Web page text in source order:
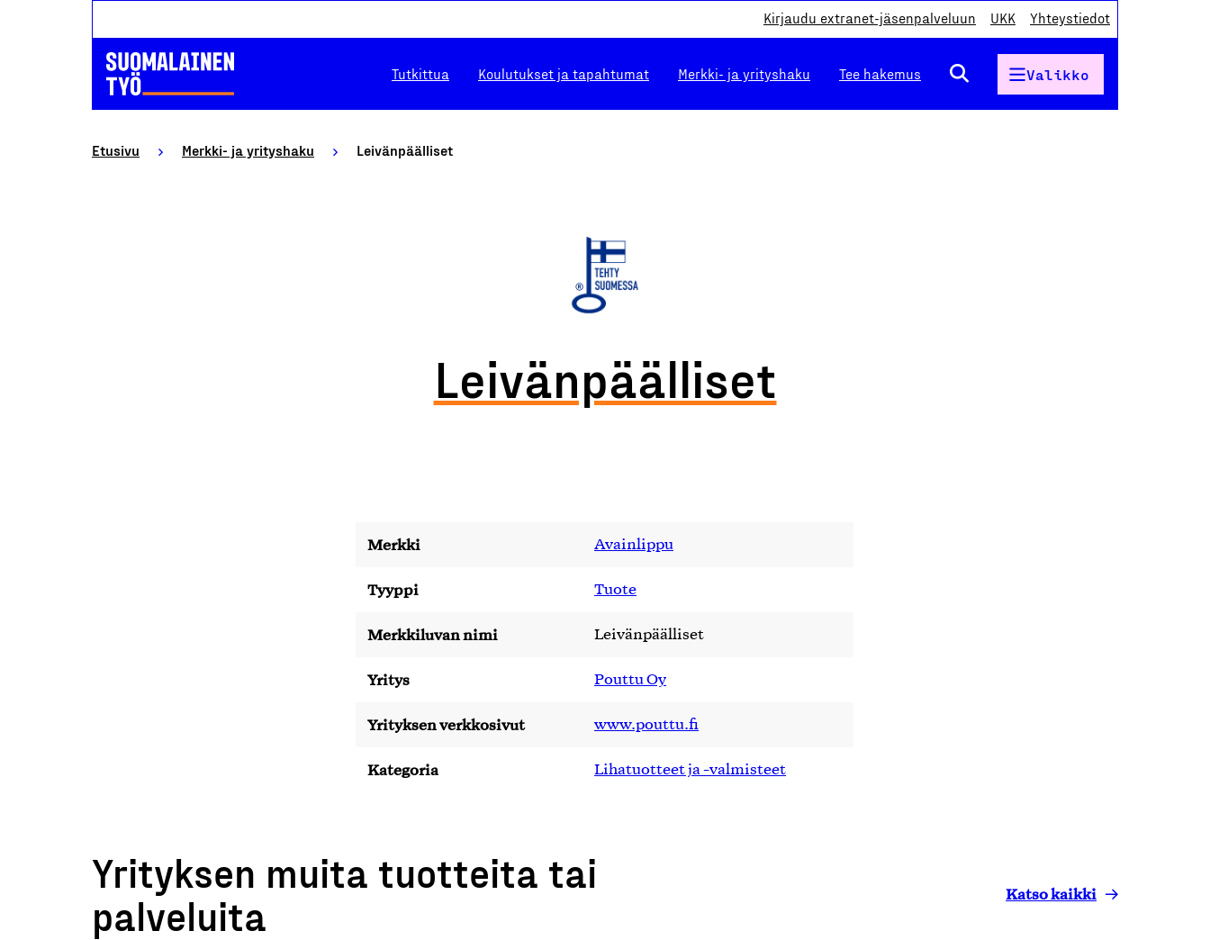
Kirjaudu extranet-jäsenpalveluun UKK Yhteystiedot
Tutkittua Koulutukset ja tapahtumat Merkki- ja yrityshaku Tee hakemus Valikko
Etusivu Merkki- ja yrityshaku Leivänpäälliset
Leivänpäälliset
Merkki Avainlippu
Tyyppi Tuote
Merkkiluvan nimi Leivänpäälliset
Yritys Pouttu Oy
Yrityksen verkkosivut www.pouttu.fi
Kategoria Lihatuotteet ja -valmisteet
Yrityksen muita tuotteita tai
palveluita
Katso kaikki